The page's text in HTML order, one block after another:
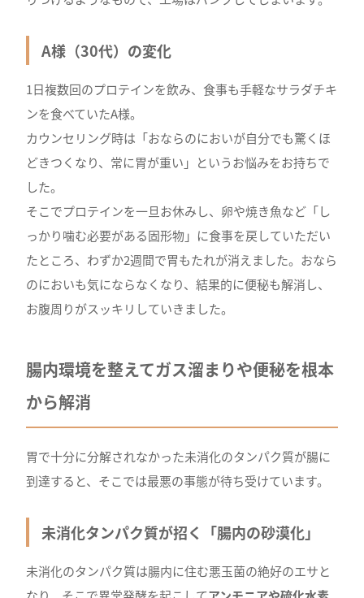
A様（30代）の変化
1日複数回のプロテインを飲み、食事も手軽なサラダチキ
ンを食べていたA様。
カウンセリング時は「おならのにおいが自分でも驚くほ
どきつくなり、常に胃が重い」というお悩みをお持ちで
した。
そこでプロテインを一旦お休みし、卵や焼き魚など「し
っかり噛む必要がある固形物」に食事を戻していただい
たところ、わずか2週間で胃もたれが消えました。おなら
のにおいも気にならなくなり、結果的に便秘も解消し、
お腹周りがスッキリしていきました。
腸内環境を整えてガス溜まりや便秘を根本
から解消
胃で十分に分解されなかった未消化のタンパク質が腸に
到達すると、そこでは最悪の事態が待ち受けています。
未消化タンパク質が招く「腸内の砂漠化」
未消化のタンパク質は腸内に住む悪玉菌の絶好のエサと